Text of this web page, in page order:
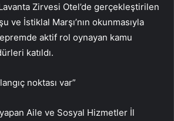
Zirvesi Otel’de gerçekleştirilen
ve İstiklal Marşı’nın okunmasıyla
aktif rol oynayan kamu
katıldı.
​​noktası var”
yapan Aile ve Sosyal Hizmetler İl